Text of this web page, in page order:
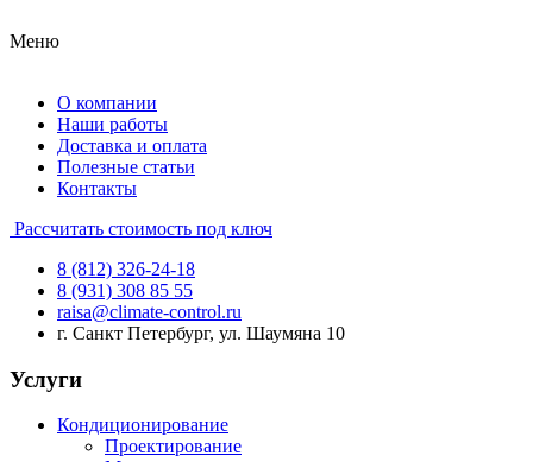
Меню
О компании
Наши работы
Доставка и оплата
Полезные статьи
Контакты
Рассчитать стоимость под ключ
8 (812) 326-24-18
8 (931) 308 85 55
raisa@climate-control.ru
г. Санкт Петербург, ул. Шаумяна 10
Услуги
Кондиционирование
Проектирование